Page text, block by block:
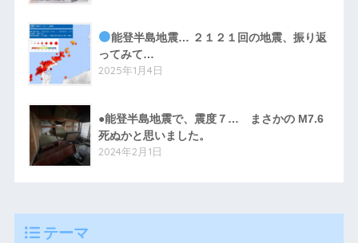
能登半島地震… ２１２１回の地震、振り返
ってみて…
2025年1月4日
●能登半島地震で、震度７… まさかの M7.6
死ぬかと思いました。
2024年2月1日
テーマ